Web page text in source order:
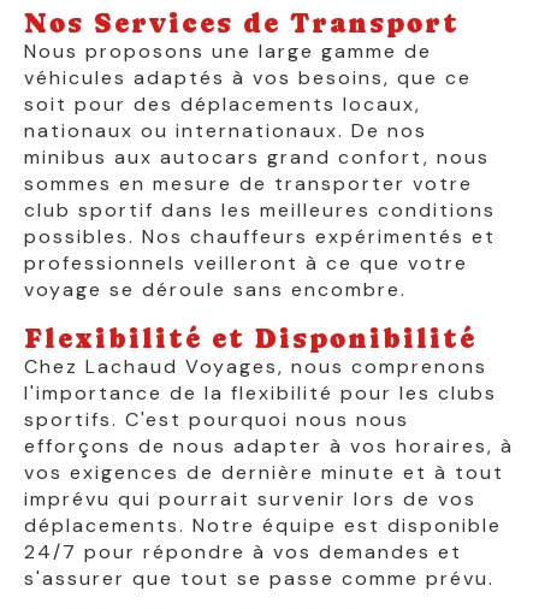
Nos Services de Transport
Nous proposons une large gamme de
véhicules adaptés à vos besoins, que ce
soit pour des déplacements locaux,
nationaux ou internationaux. De nos
minibus aux autocars grand confort, nous
sommes en mesure de transporter votre
club sportif dans les meilleures conditions
possibles. Nos chauffeurs expérimentés et
professionnels veilleront à ce que votre
voyage se déroule sans encombre.
Flexibilité et Disponibilité
Chez Lachaud Voyages, nous comprenons
l'importance de la flexibilité pour les clubs
sportifs. C'est pourquoi nous nous
efforçons de nous adapter à vos horaires, à
vos exigences de dernière minute et à tout
imprévu qui pourrait survenir lors de vos
déplacements. Notre équipe est disponible
24/7 pour répondre à vos demandes et
s'assurer que tout se passe comme prévu.